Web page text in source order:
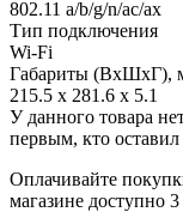
802.11 a/b/g/n/ac/ax
Тип подключения
Wi-Fi
Габариты (ВхШхГ),
215.5 x 281.6 x 5.1
У данного товара
первым, кто
Оплачивайте
магазине доступно